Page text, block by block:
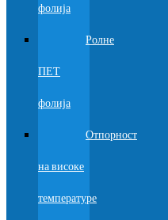
фолија
Ролне
ПЕТ
фолија
Отпорност
на високе
температуре